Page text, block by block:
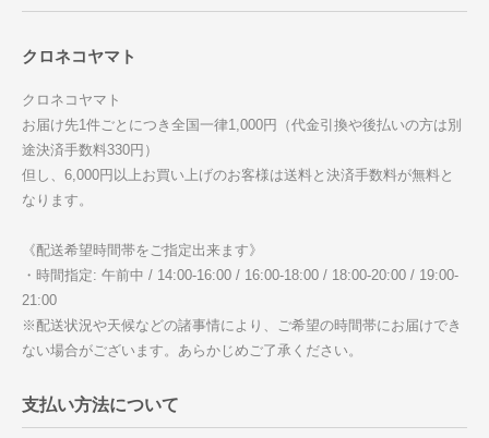
クロネコヤマト
クロネコヤマト
お届け先1件ごとにつき全国一律1,000円（代金引換や後払いの方は別
途決済手数料330円）
但し、6,000円以上お買い上げのお客様は送料と決済手数料が無料と
なります。
《配送希望時間帯をご指定出来ます》
・時間指定: 午前中 / 14:00-16:00 / 16:00-18:00 / 18:00-20:00 / 19:00-
21:00
※配送状況や天候などの諸事情により、ご希望の時間帯にお届けでき
ない場合がございます。あらかじめご了承ください。
支払い方法について